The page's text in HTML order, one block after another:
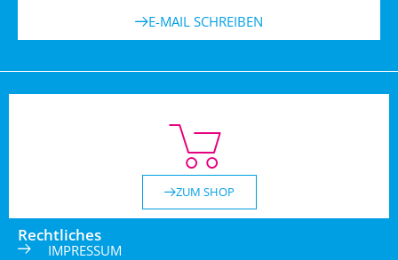
E-MAIL SCHREIBEN
ZUM SHOP
Rechtliches
IMPRESSUM